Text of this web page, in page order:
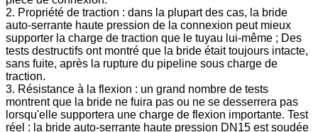
2. Propriété de traction : dans la plupart des cas, la bride
auto-serrante haute pression de la connexion peut mieux
supporter la charge de traction que le tuyau lui-même ; Des
tests destructifs ont montré que la bride était toujours intacte,
sans fuite, après la rupture du pipeline sous charge de
traction.
3. Résistance à la flexion : un grand nombre de tests
montrent que la bride ne fuira pas ou ne se desserrera pas
lorsqu'elle supportera une charge de flexion importante. Test
réel : la bride auto-serrante haute pression DN15 est soudée